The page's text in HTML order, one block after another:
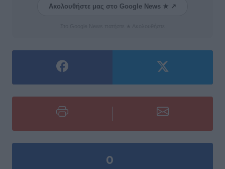
Ακολουθήστε μας στο Google News ★ ↗
0